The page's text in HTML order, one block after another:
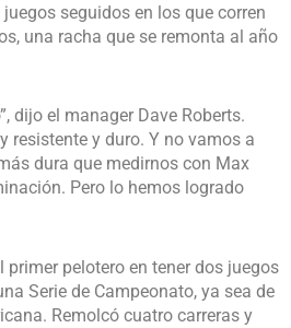
seguidos en los que corren
una racha que se remonta al año
dijo el manager Dave Roberts.
resistente y duro. Y no vamos a
dura que medirnos con Max
Pero lo hemos logrado
primer pelotero en tener dos juegos
Serie de Campeonato, ya sea de
Remolcó cuatro carreras y